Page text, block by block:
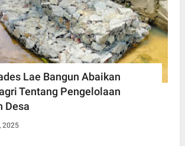
Lae Bangun Abaikan
Tentang Pengelolaan
Desa
2025